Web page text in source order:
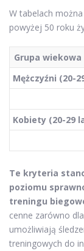
W tabelach
powyżej 50 roku
Grupa wiekowa
Mężczyźni (20-
Kobiety (20-29
Te kryteria
poziomu
treningu
cenne zarówno
umożliwiają
treningowych do